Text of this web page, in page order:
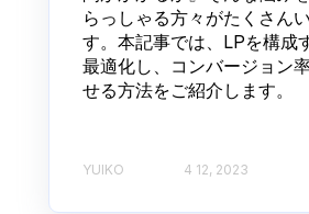
らっしゃる方々がたくさん
す。本記事では、LPを構成
最適化し、コンバージョン
せる方法をご紹介します。
YUIKO 4 12, 2023